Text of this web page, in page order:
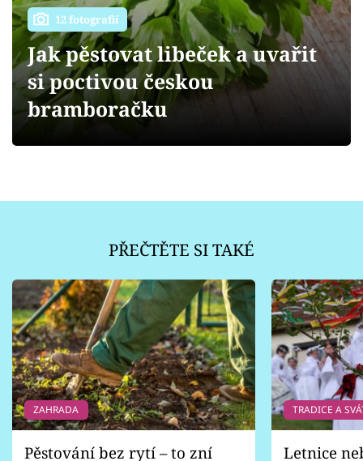
Přihlášení
Sledujte nás
12 fotografií
Jak pěstovat libeček a uvařit
si poctivou českou
bramboračku
PŘEČTĚTE SI TAKÉ
ZAHRADA
Pěstování bez rytí – to zní
TRADICE A
Letnice